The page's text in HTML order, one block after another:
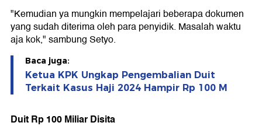
"Kemudian ya mungkin mempelajari beberapa dokumen
yang sudah diterima oleh para penyidik. Masalah waktu
aja kok," sambung Setyo.
Baca juga:
Ketua KPK Ungkap Pengembalian Duit
Terkait Kasus Haji 2024 Hampir Rp 100 M
Duit Rp 100 Miliar Disita